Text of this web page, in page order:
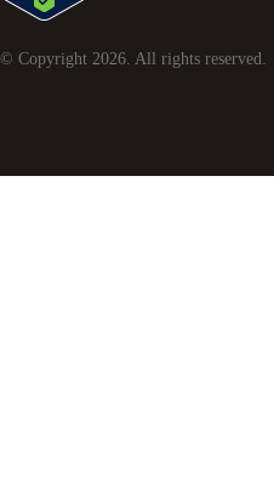
© Copyright 2026 . All rights reserved.